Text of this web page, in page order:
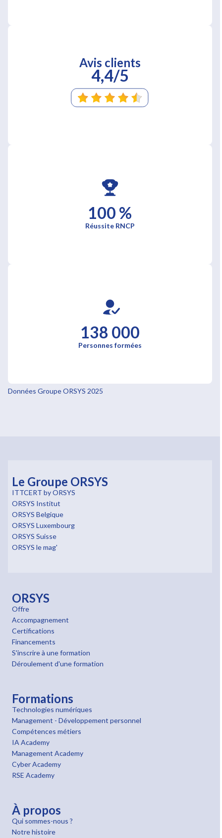
Avis clients
4,4/5
100 %
Réussite RNCP
138 000
Personnes formées
Données Groupe ORSYS 2025
Le Groupe ORSYS
ITTCERT by ORSYS
ORSYS Institut
ORSYS Belgique
ORSYS Luxembourg
ORSYS Suisse
ORSYS le mag'
ORSYS
Offre
Accompagnement
Certifications
Financements
S'inscrire à une formation
Déroulement d'une formation
Formations
Technologies numériques
Management - Développement personnel
Compétences métiers
IA Academy
Management Academy
Cyber Academy
RSE Academy
À propos
Qui sommes-nous ?
Notre histoire